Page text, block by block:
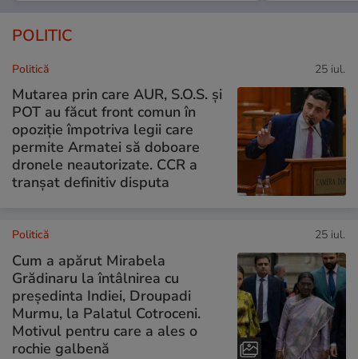
POLITIC
Politică 25 iul.
Mutarea prin care AUR, S.O.S. și
POT au făcut front comun în
opoziție împotriva legii care
permite Armatei să doboare
dronele neautorizate. CCR a
tranșat definitiv disputa
Politică 25 iul.
Cum a apărut Mirabela
Grădinaru la întâlnirea cu
președinta Indiei, Droupadi
Murmu, la Palatul Cotroceni.
Motivul pentru care a ales o
rochie galbenă